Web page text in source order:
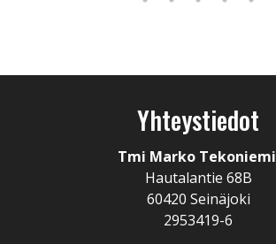
Yhteystiedot
Tmi Marko Tekoniemi
Hautalantie 68B
60420 Seinäjoki
2953419-6